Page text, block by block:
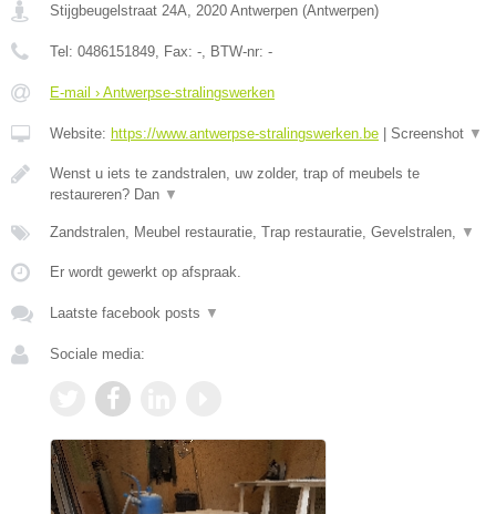
Stijgbeugelstraat 24A 2020 Antwerpen (Antwerpen)
Tel: 0486151849 , Fax: - , BTW-nr: -
E-mail › Antwerpse-stralingswerken
Website: https://www.antwerpse-stralingswerken.be | Screenshot ▼
Wenst u iets te zandstralen, uw zolder, trap of meubels te
restaureren? Dan ▼
Zandstralen, Meubel restauratie, Trap restauratie, Gevelstralen, ▼
Er wordt gewerkt op afspraak.
Laatste facebook posts ▼
Sociale media: